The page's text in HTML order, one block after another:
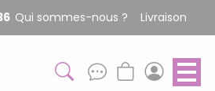
Qui sommes-nous ? Livraison
cookies